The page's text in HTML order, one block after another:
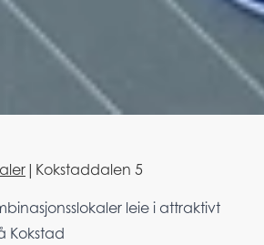
| Kokstaddalen 5
leie i attraktivt
Kokstad